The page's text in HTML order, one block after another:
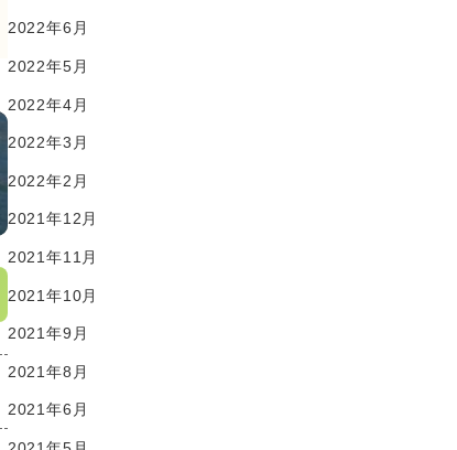
2022年6月
2022年5月
2022年4月
2022年3月
2022年2月
2021年12月
2021年11月
2021年10月
2021年9月
2021年8月
2021年6月